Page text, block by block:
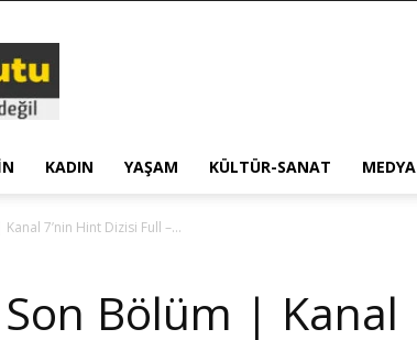
KADIN YAŞAM KÜLTÜR-SANAT MEDYA
7’nin Hint Dizisi Full –...
Bölüm | Kanal